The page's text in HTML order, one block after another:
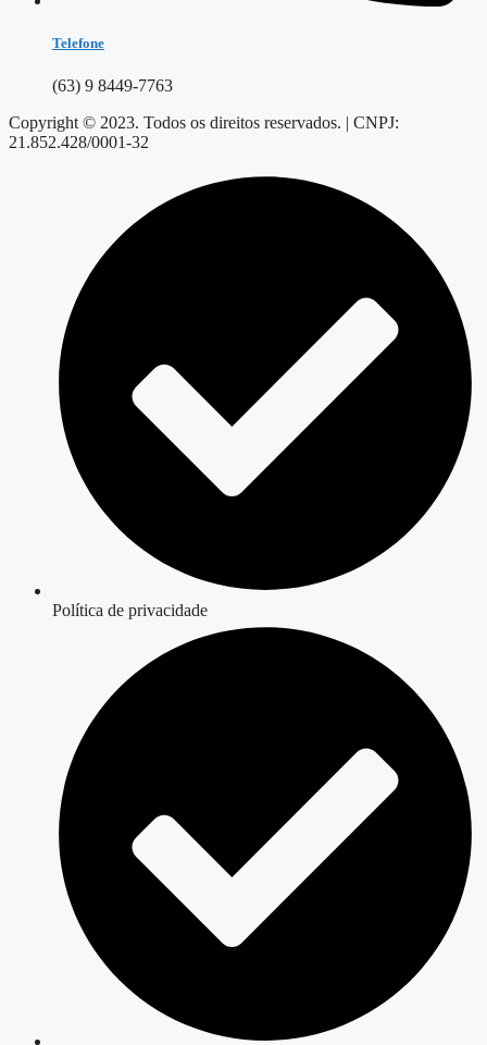
Telefone
(63) 9 8449-7763
Copyright © 2023. Todos os direitos reservados. | CNPJ:
21.852.428/0001-32
Política de privacidade